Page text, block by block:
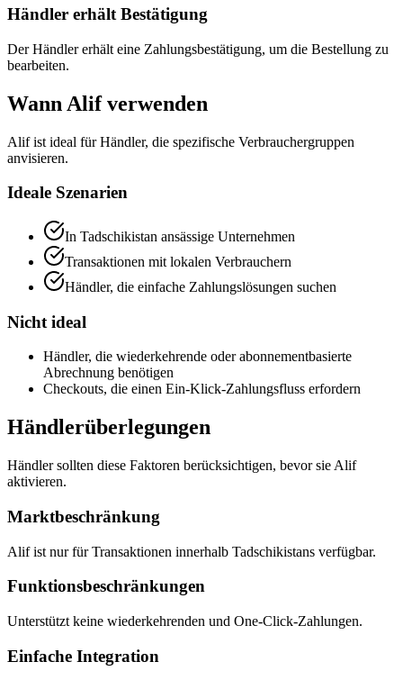
Händler erhält Bestätigung
Der Händler erhält eine Zahlungsbestätigung, um die Bestellung zu
bearbeiten.
Wann Alif verwenden
Alif ist ideal für Händler, die spezifische Verbrauchergruppen
anvisieren.
Ideale Szenarien
In Tadschikistan ansässige Unternehmen
Transaktionen mit lokalen Verbrauchern
Händler, die einfache Zahlungslösungen suchen
Nicht ideal
Händler, die wiederkehrende oder abonnementbasierte
Abrechnung benötigen
Checkouts, die einen Ein-Klick-Zahlungsfluss erfordern
Händlerüberlegungen
Händler sollten diese Faktoren berücksichtigen, bevor sie Alif
aktivieren.
Marktbeschränkung
Alif ist nur für Transaktionen innerhalb Tadschikistans verfügbar.
Funktionsbeschränkungen
Unterstützt keine wiederkehrenden und One-Click-Zahlungen.
Einfache Integration